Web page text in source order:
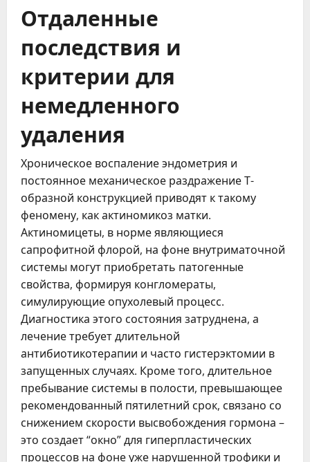
Отдаленные
последствия и
критерии для
немедленного
удаления
Хроническое воспаление эндометрия и
постоянное механическое раздражение Т-
образной конструкцией приводят к такому
феномену, как актиномикоз матки.
Актиномицеты, в норме являющиеся
сапрофитной флорой, на фоне внутриматочной
системы могут приобретать патогенные
свойства, формируя конгломераты,
симулирующие опухолевый процесс.
Диагностика этого состояния затруднена, а
лечение требует длительной
антибиотикотерапии и часто гистерэктомии в
запущенных случаях. Кроме того, длительное
пребывание системы в полости, превышающее
рекомендованный пятилетний срок, связано со
снижением скорости высвобождения гормона –
это создает “окно” для гиперпластических
процессов на фоне уже нарушенной трофики и